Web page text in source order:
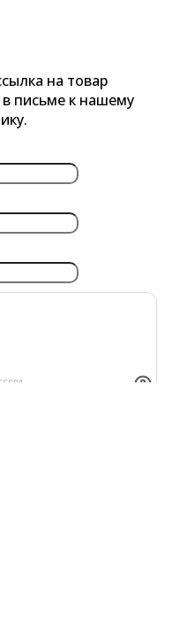
на товар
письме к нашему
данных